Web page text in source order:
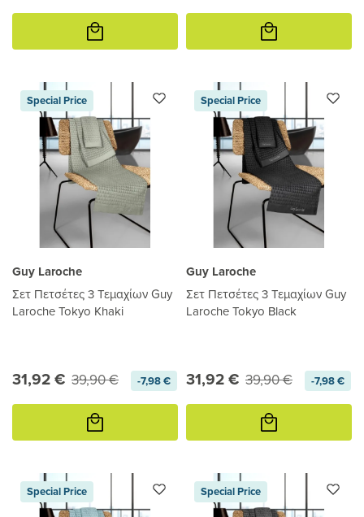
Προσθήκη
καλάθι
Προσθήκη
καλάθι
Special Price
Guy Laroche
Σετ Πετσέτες 3 Τεμαχίων Guy
Laroche Tokyo Khaki
31,92 € 39,90 € -7,98 €
Προσθήκη
καλάθι
Special Price
Guy Laroche
Σετ Πετσέτες 3 Τεμαχίων Guy
Laroche Tokyo Black
31,92 € 39,90 € -7,98 €
Προσθήκη
καλάθι
Special Price Special Price